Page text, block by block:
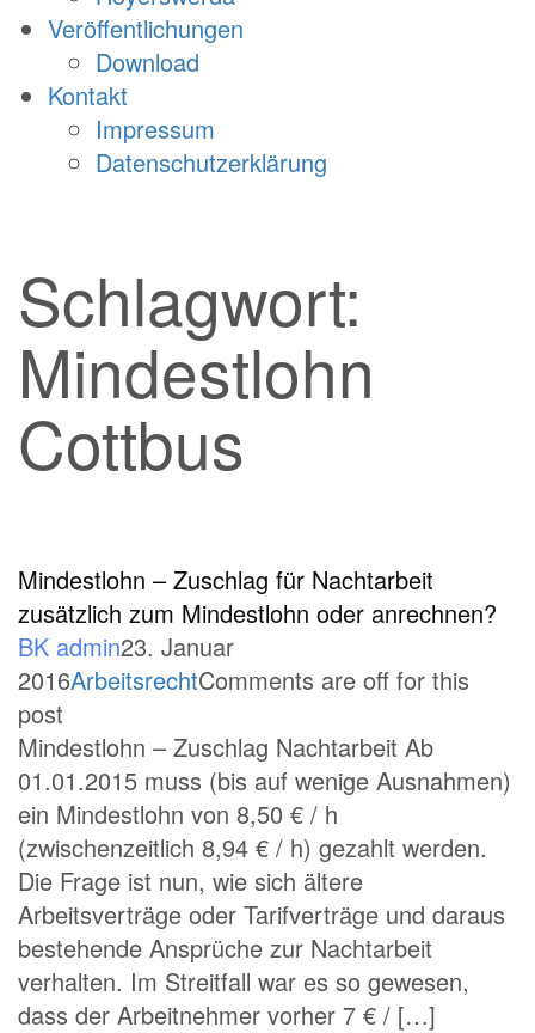
Veröffentlichungen
Download
Kontakt
Impressum
Datenschutzerklärung
Schlagwort:
Mindestlohn
Cottbus
Mindestlohn – Zuschlag für Nachtarbeit
zusätzlich zum Mindestlohn oder anrechnen?
BK admin23. Januar
2016ArbeitsrechtComments are off for this
post
Mindestlohn – Zuschlag Nachtarbeit Ab
01.01.2015 muss (bis auf wenige Ausnahmen)
ein Mindestlohn von 8,50 € / h
(zwischenzeitlich 8,94 € / h) gezahlt werden.
Die Frage ist nun, wie sich ältere
Arbeitsverträge oder Tarifverträge und daraus
bestehende Ansprüche zur Nachtarbeit
verhalten. Im Streitfall war es so gewesen,
dass der Arbeitnehmer vorher 7 € / […]